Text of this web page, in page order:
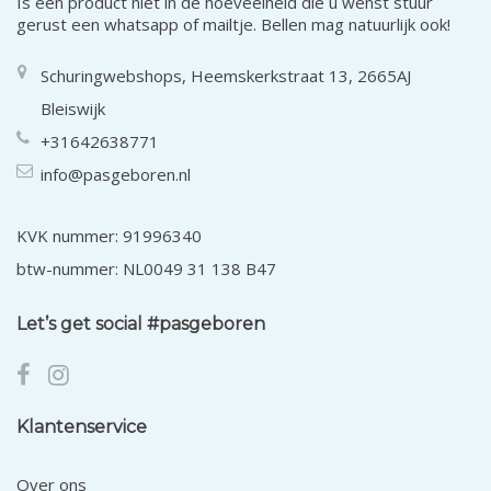
gerust een whatsapp of mailtje. Bellen mag natuurlijk ook!
Schuringwebshops, Heemskerkstraat 13, 2665AJ
Bleiswijk
+31642638771
info@pasgeboren.nl
KVK nummer: 91996340
btw-nummer: NL0049 31 138 B47
Let’s get social #pasgeboren
Klantenservice
Over ons